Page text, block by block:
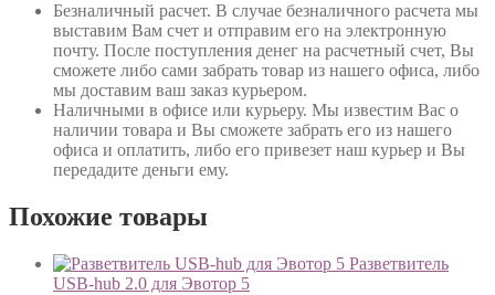
Безналичный расчет. В случае безналичного расчета мы
выставим Вам счет и отправим его на электронную
почту. После поступления денег на расчетный счет, Вы
сможете либо сами забрать товар из нашего офиса, либо
мы доставим ваш заказ курьером.
Наличными в офисе или курьеру. Мы известим Вас о
наличии товара и Вы сможете забрать его из нашего
офиса и оплатить, либо его привезет наш курьер и Вы
передадите деньги ему.
Похожие товары
Разветвитель
USB-hub 2.0 для Эвотор 5